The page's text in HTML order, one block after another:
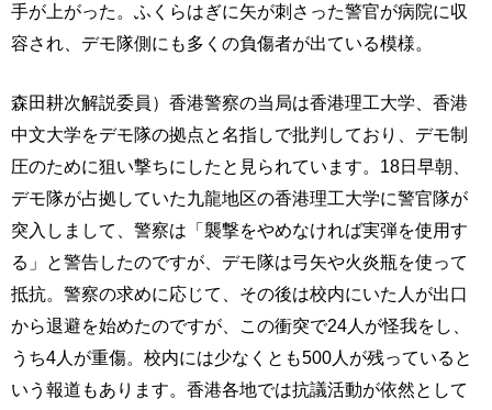
手が上がった。ふくらはぎに矢が刺さった警官が病院に収
容され、デモ隊側にも多くの負傷者が出ている模様。
森田耕次解説委員）香港警察の当局は香港理工大学、香港
中文大学をデモ隊の拠点と名指しで批判しており、デモ制
圧のために狙い撃ちにしたと見られています。18日早朝、
デモ隊が占拠していた九龍地区の香港理工大学に警官隊が
突入しまして、警察は「襲撃をやめなければ実弾を使用す
る」と警告したのですが、デモ隊は弓矢や火炎瓶を使って
抵抗。警察の求めに応じて、その後は校内にいた人が出口
から退避を始めたのですが、この衝突で24人が怪我をし、
うち4人が重傷。校内には少なくとも500人が残っていると
いう報道もあります。香港各地では抗議活動が依然として